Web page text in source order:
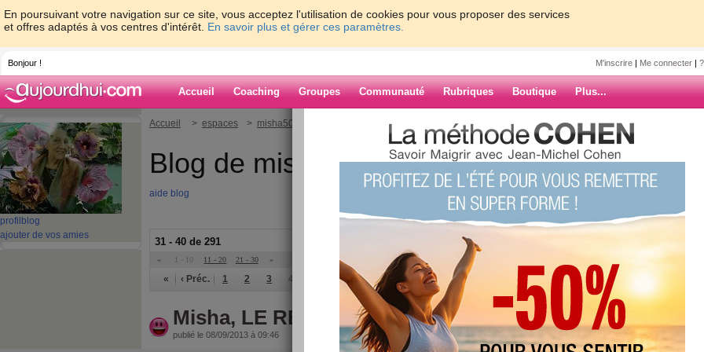
En poursuivant votre navigation sur ce site, vous acceptez l'utilisation de cookies pour vous proposer des services
et offres adaptés à vos centres d'intérêt. En savoir plus et gérer ces paramètres.
Bonjour ! M'inscrire | Me connecter |
Accueil Coaching Groupes Communauté Rubriques Boutique Plus...
profil blog
ajouter de vos amies
Accueil > espaces > misha50
Blog de misha50
aide blog
31 - 40 de 291
« 1 - 10 11 - 20 21 - 30 »
« ‹ Préc. 1 2 3 4 7 8 9 10 Suiv. ›
Misha, LE RETOUR
publié le 08/09/2013 à 09:46 ARCHIVES